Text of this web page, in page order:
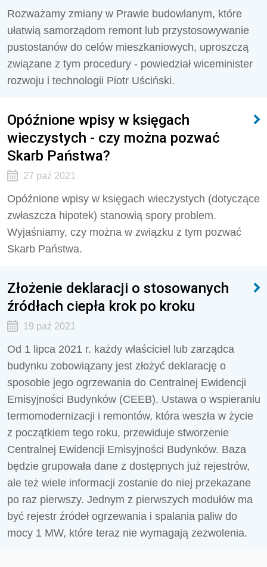
Rozważamy zmiany w Prawie budowlanym, które
ułatwią samorządom remont lub przystosowywanie
pustostanów do celów mieszkaniowych, uproszczą
związane z tym procedury - powiedział wiceminister
rozwoju i technologii Piotr Uściński.
Opóźnione wpisy w księgach
wieczystych - czy można pozwać
Skarb Państwa?
27 paź 2021
Opóźnione wpisy w księgach wieczystych (dotyczące
zwłaszcza hipotek) stanowią spory problem.
Wyjaśniamy, czy można w związku z tym pozwać
Skarb Państwa.
Złożenie deklaracji o stosowanych
źródłach ciepła krok po kroku
19 paź 2021
Od 1 lipca 2021 r. każdy właściciel lub zarządca
budynku zobowiązany jest złożyć deklarację o
sposobie jego ogrzewania do Centralnej Ewidencji
Emisyjności Budynków (CEEB). Ustawa o wspieraniu
termomodernizacji i remontów, która weszła w życie
z początkiem tego roku, przewiduje stworzenie
Centralnej Ewidencji Emisyjności Budynków. Baza
będzie grupowała dane z dostępnych już rejestrów,
ale też wiele informacji zostanie do niej przekazane
po raz pierwszy. Jednym z pierwszych modułów ma
być rejestr źródeł ogrzewania i spalania paliw do
mocy 1 MW, które teraz nie wymagają zezwolenia.